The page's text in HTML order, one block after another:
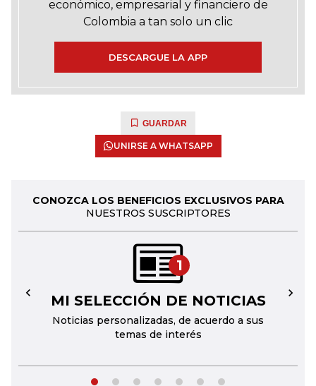
económico, empresarial y financiero de
Colombia a tan solo un clic
DESCARGUE LA APP
GUARDAR
UNIRSE A WHATSAPP
CONOZCA LOS BENEFICIOS EXCLUSIVOS PARA
NUESTROS SUSCRIPTORES
1
MI SELECCIÓN DE NOTICIAS
Noticias personalizadas, de acuerdo a sus
temas de interés
← →